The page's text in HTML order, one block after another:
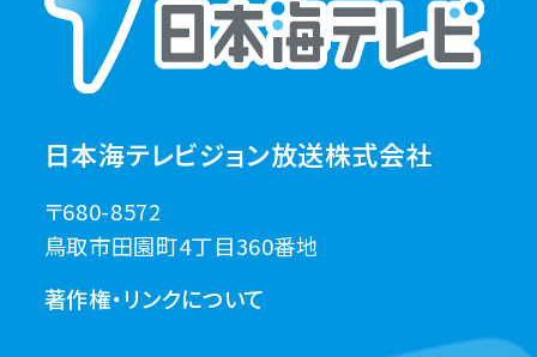
日本海テレビジョン放送株式会社
〒680-8572
鳥取市田園町4丁目360番地
著作権・リンクについて